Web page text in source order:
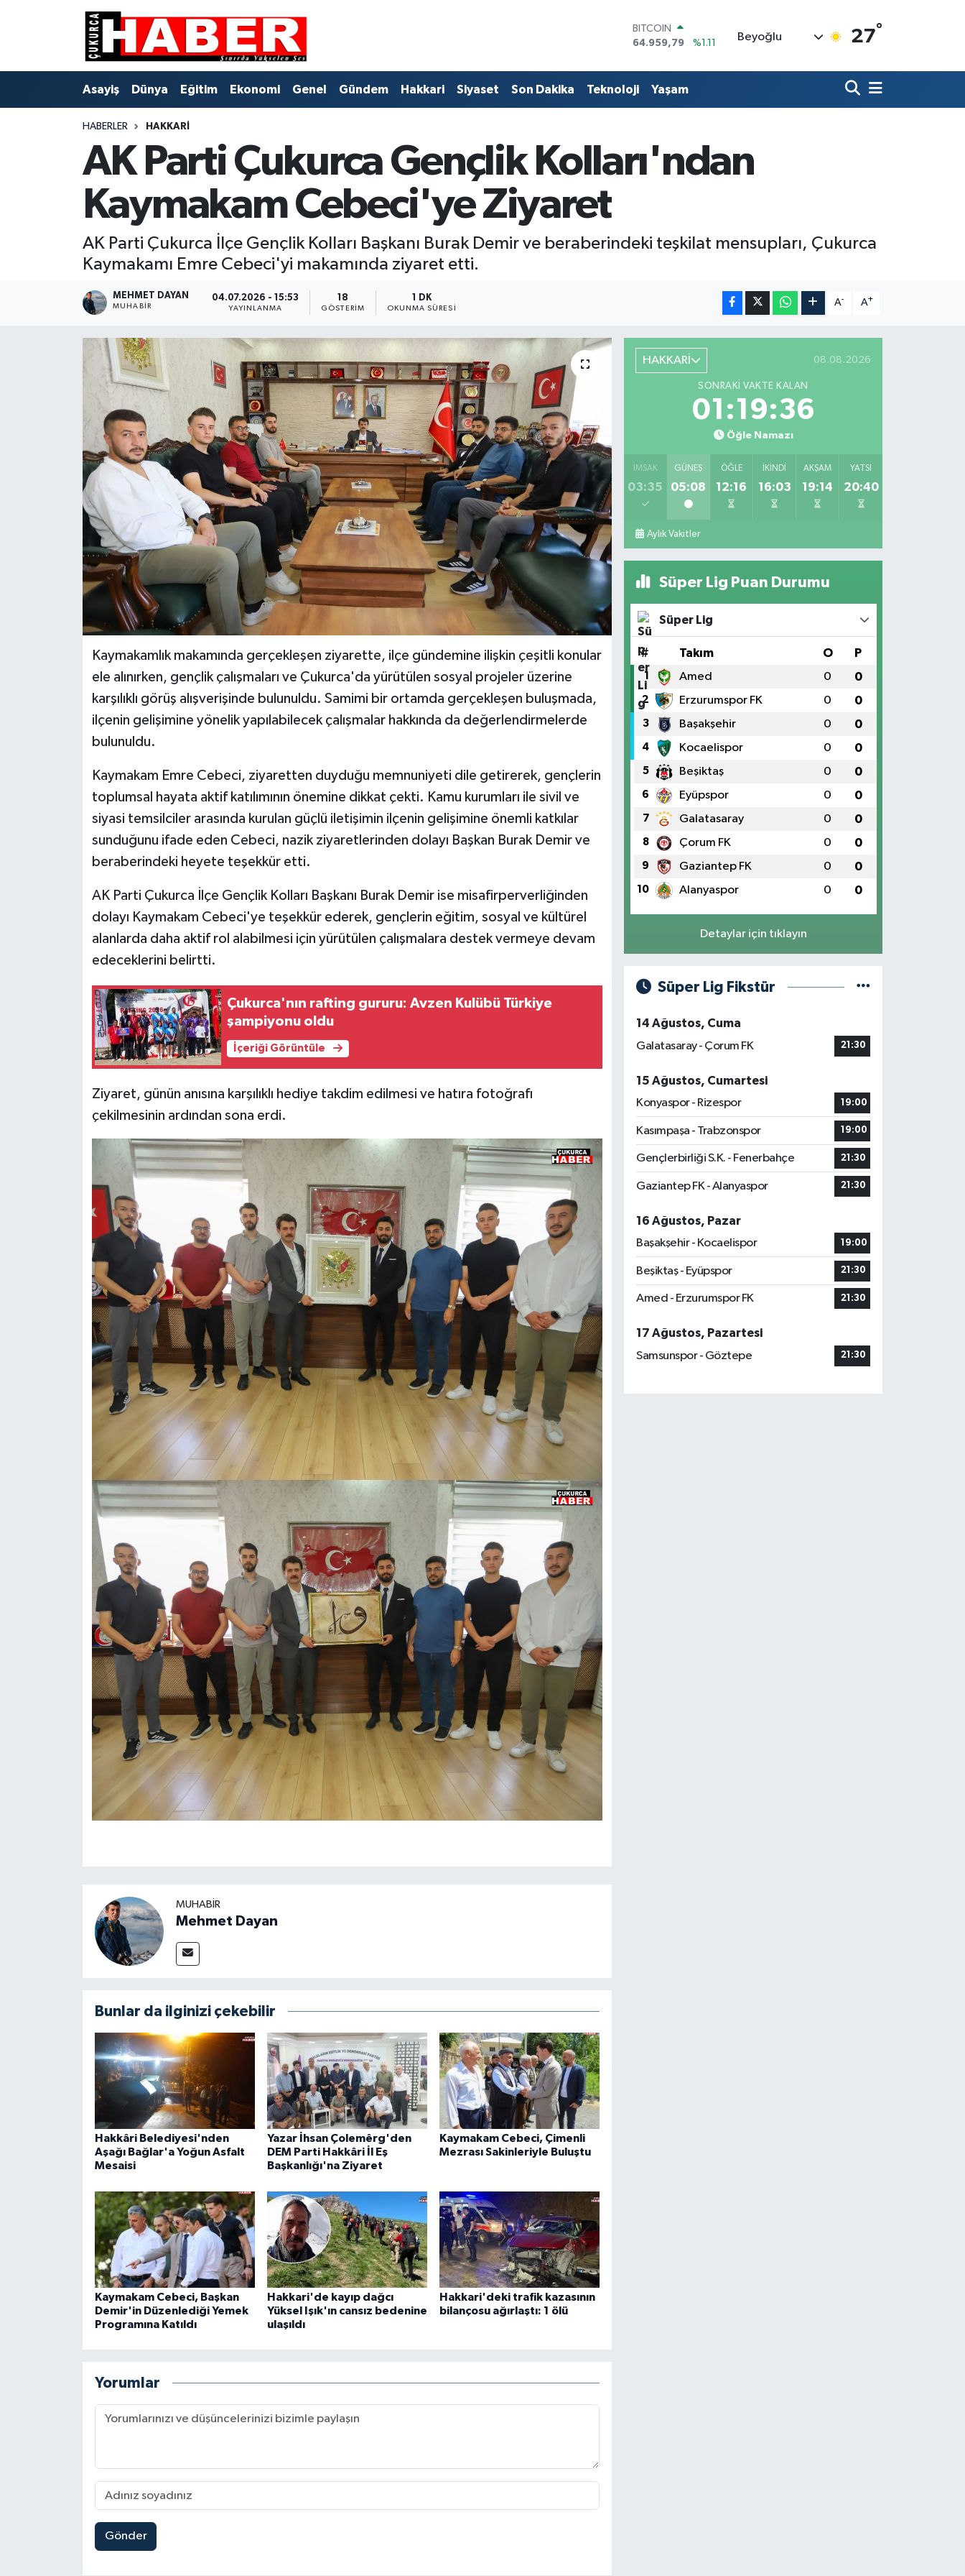
DOLAR
47,7436
%0.18
55,2510
%0.32
STERLİN
BİST100
13.779
%-14
Beyoğlu 27°
Asayiş Dünya Eğitim Ekonomi Genel Gündem Hakkari Siyaset Son Dakika Teknoloji Yaşam
HABERLER HAKKARI
AK Parti Çukurca Gençlik Kolları'ndan
Kaymakam Cebeci'ye Ziyaret
AK Parti Çukurca İlçe Gençlik Kolları Başkanı Burak Demir ve beraberindeki teşkilat mensupları, Çukurca
Kaymakamı Emre Cebeci'yi makamında ziyaret etti.
MEHMET DAYAN
MUHABIR
04.07.2026 - 15:53
YAYINLANMA
18
GÖSTERIM
1 DK
OKUNMA SÜRESI
A- A+
Kaymakamlık makamında gerçekleşen ziyarette, ilçe gündemine ilişkin çeşitli konular
ele alınırken, gençlik çalışmaları ve Çukurca'da yürütülen sosyal projeler üzerine
karşılıklı görüş alışverişinde bulunuldu. Samimi bir ortamda gerçekleşen buluşmada,
ilçenin gelişimine yönelik yapılabilecek çalışmalar hakkında da değerlendirmelerde
bulunuldu.
Kaymakam Emre Cebeci, ziyaretten duyduğu memnuniyeti dile getirerek, gençlerin
toplumsal hayata aktif katılımının önemine dikkat çekti. Kamu kurumları ile sivil ve
siyasi temsilciler arasında kurulan güçlü iletişimin ilçenin gelişimine önemli katkılar
sunduğunu ifade eden Cebeci, nazik ziyaretlerinden dolayı Başkan Burak Demir ve
beraberindeki heyete teşekkür etti.
AK Parti Çukurca İlçe Gençlik Kolları Başkanı Burak Demir ise misafirperverliğinden
dolayı Kaymakam Cebeci'ye teşekkür ederek, gençlerin eğitim, sosyal ve kültürel
alanlarda daha aktif rol alabilmesi için yürütülen çalışmalara destek vermeye devam
edeceklerini belirtti.
Çukurca'nın rafting gururu: Avzen Kulübü Türkiye
şampiyonu oldu
İçeriği Görüntüle
Ziyaret, günün anısına karşılıklı hediye takdim edilmesi ve hatıra fotoğrafı
çekilmesinin ardından sona erdi.
MUHABIR
Mehmet Dayan
Bunlar da ilginizi çekebilir
Hakkâri Belediyesi'nden
Aşağı Bağlar'a Yoğun Asfalt
Mesaisi
Yazar İhsan Çolemêrg'den
DEM Parti Hakkâri İl Eş
Başkanlığı'na Ziyaret
Kaymakam Cebeci, Çimenli
Mezrası Sakinleriyle Buluştu
Kaymakam Cebeci, Başkan
Demir'in Düzenlediği Yemek
Programına Katıldı
Hakkari'de kayıp dağcı
Yüksel Işık'ın cansız bedenine
ulaşıldı
Hakkari'deki trafik kazasının
bilançosu ağırlaştı: 1 ölü
Yorumlar
Gönder
HAKKARİ 08.08.2026
SONRAKI VAKTE KALAN
01:19:35
Öğle Namazı
İMSAK
03:35
GÜNEŞ
05:08
ÖĞLE
12:16
İKINDI
16:03
AKŞAM
19:14
YATSI
20:40
Aylık Vakitler
Süper Lig Puan Durumu
Süper Lig
# Takım O P
1 Amed 0 0
2 Erzurumspor FK 0 0
3 Başakşehir 0 0
4 Kocaelispor 0 0
5 Beşiktaş 0 0
6 Eyüpspor 0 0
7 Galatasaray 0 0
8 Çorum FK 0 0
9 Gaziantep FK 0 0
10 Alanyaspor 0 0
Detaylar için tıklayın
Süper Lig Fikstür
14 Ağustos, Cuma
Galatasaray - Çorum FK
21:30
15 Ağustos, Cumartesi
Konyaspor - Rizespor
19:00
Kasımpaşa - Trabzonspor 19:00
Gençlerbirliği S.K. - Fenerbahçe 21:30
Gaziantep FK - Alanyaspor 21:30
16 Ağustos, Pazar
Başakşehir - Kocaelispor
19:00
Beşiktaş - Eyüpspor 21:30
Amed - Erzurumspor FK 21:30
17 Ağustos, Pazartesi
Samsunspor - Göztepe
21:30
Ekonomi
Gündem
Hava Durumu
Trafik Durumu
Süper Lig Puan Durumu ve Fikstür
Tüm Manşetler
Son Dakika Haberleri
Haber Arşivi